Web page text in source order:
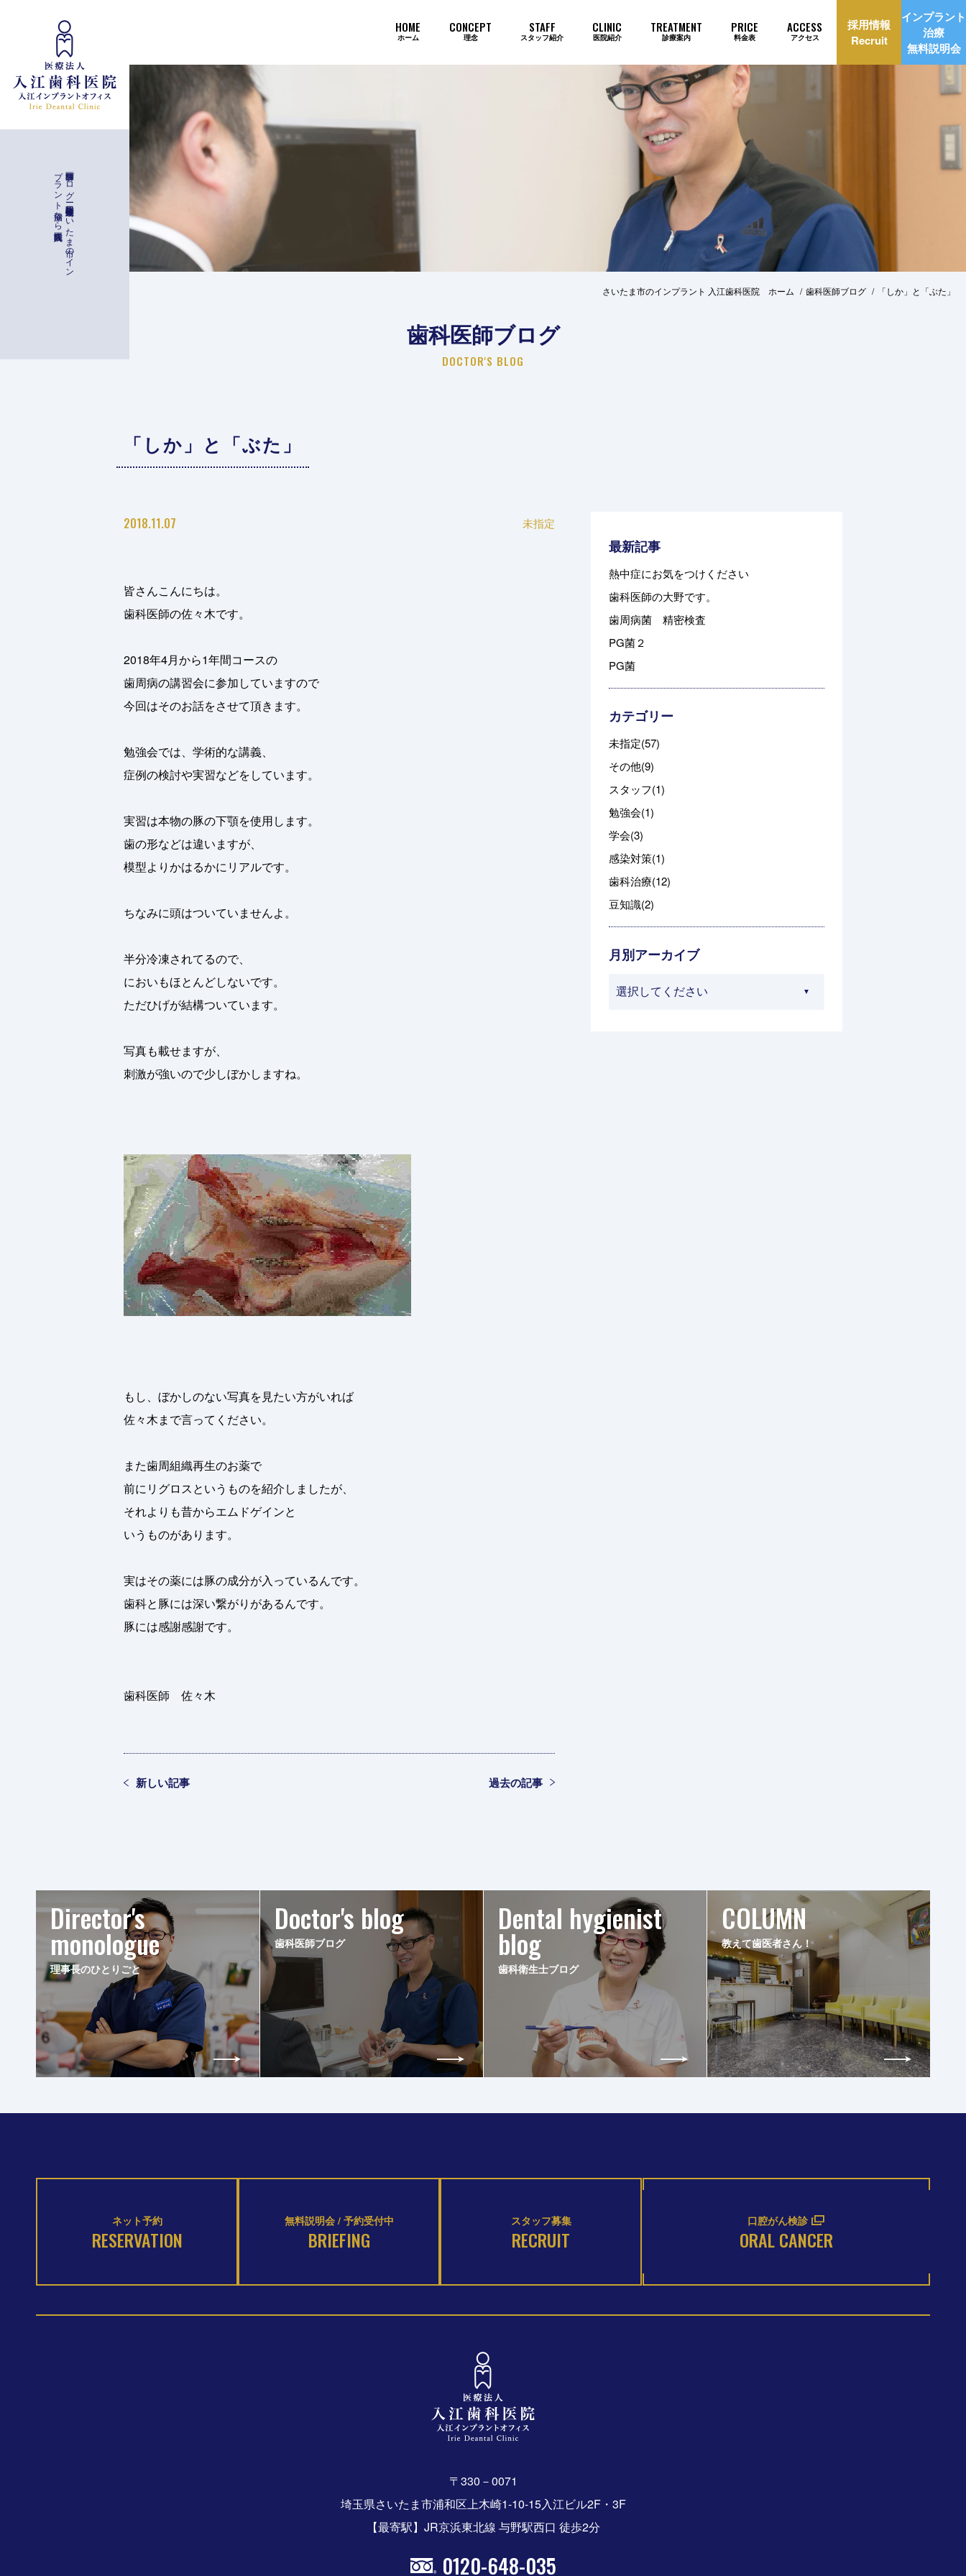
歯科医師ブ
ロ
グ
ー
与野駅徒歩二分
埼玉県さ
い
た
ま
市の
イ
ン
プ
ラ
ン
ト
治療な
ら
入江歯科医院
HOME
ホーム
CONCEPT
理念
STAFF
スタッフ紹介
CLINIC
医院紹介
TREATMENT
診療案内
インプラント治療 当院のインプラントが選ばれ続ける理由 インプラント治療自動見積もり
PRICE
料金表
ACCESS
アクセス
採用情報
Recruit
インプラント
治療
無料説明会
さいたま市のインプラント 入江歯科医院 ホーム 歯科医師ブログ 「しか」と「ぶた」
歯科医師ブログ
DOCTOR'S BLOG
「しか」と「ぶた」
2018.11.07 未指定
皆さんこんにちは。
歯科医師の佐々木です。
2018年4月から1年間コースの
歯周病の講習会に参加していますので
今回はそのお話をさせて頂きます。
勉強会では、学術的な講義、
症例の検討や実習などをしています。
実習は本物の豚の下顎を使用します。
歯の形などは違いますが、
模型よりかはるかにリアルです。
ちなみに頭はついていませんよ。
半分冷凍されてるので、
においもほとんどしないです。
ただひげが結構ついています。
写真も載せますが、
刺激が強いので少しぼかしますね。
もし、ぼかしのない写真を見たい方がいれば
佐々木まで言ってください。
また歯周組織再生のお薬で
前にリグロスというものを紹介しましたが、
それよりも昔からエムドゲインと
いうものがあります。
実はその薬には豚の成分が入っているんです。
歯科と豚には深い繋がりがあるんです。
豚には感謝感謝です。
歯科医師 佐々木
新しい記事 過去の記事
最新記事
熱中症にお気をつけください
歯科医師の大野です。
歯周病菌 精密検査
PG菌２
PG菌
カテゴリー
未指定(57)
その他(9)
スタッフ(1)
勉強会(1)
学会(3)
感染対策(1)
歯科治療(12)
豆知識(2)
月別アーカイブ
Director's
monologue
理事長のひとりごと
Doctor's blog
歯科医師ブログ
Dental hygienist
blog
歯科衛生士ブログ
COLUMN
教えて歯医者さん！
ネット予約
RESERVATION
無料説明会 / 予約受付中
BRIEFING
スタッフ募集
RECRUIT
口腔がん検診
ORAL CANCER
〒330－0071
埼玉県さいたま市浦和区上木崎1-10-15入江ビル2F・3F
【最寄駅】JR京浜東北線 与野駅西口 徒歩2分
0120-648-035